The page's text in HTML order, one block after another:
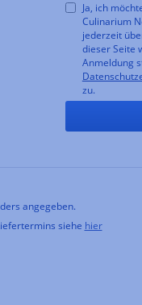
Ja, ich
Culinarium
jederzeit
dieser Seite
Anmeldung
zu.
angegeben.
siehe hier